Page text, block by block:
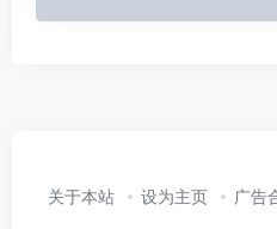
关于本站 设为主页 广告